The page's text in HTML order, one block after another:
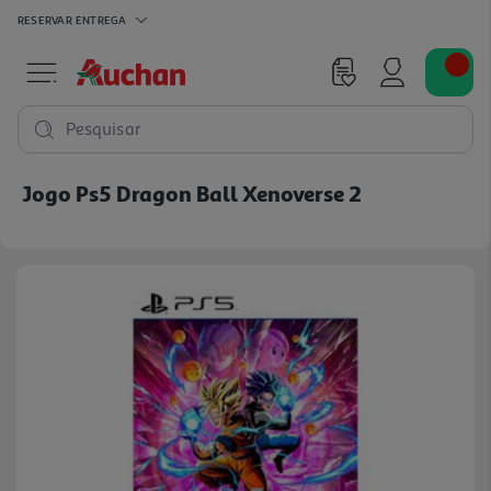
RESERVAR ENTREGA
Pesquisar
Jogo Ps5 Dragon Ball Xenoverse 2